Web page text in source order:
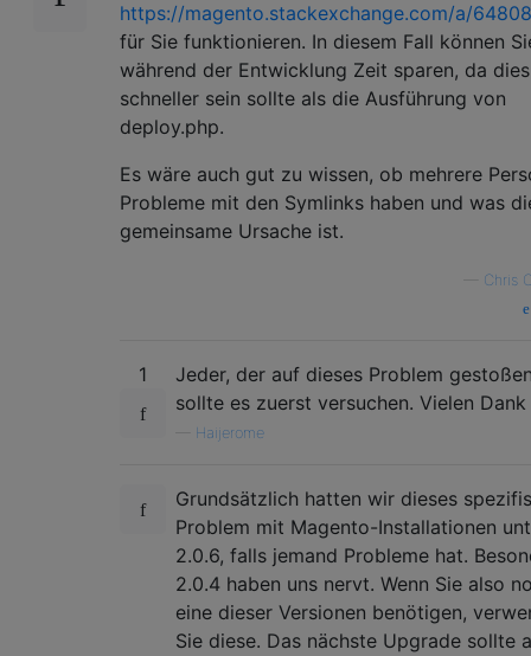
https://magento.stackexchange.com/a/
für Sie funktionieren. In diesem Fall können
während der Entwicklung Zeit sparen, da dies
schneller sein sollte als die Ausführung von
deploy.php.
Es wäre auch gut zu wissen, ob mehrere
Probleme mit den Symlinks haben und was
gemeinsame Ursache ist.
Chris
1
Jeder, der auf dieses Problem
sollte es zuerst versuchen. Vielen Dank
Haijerome
Grundsätzlich hatten wir dieses
Problem mit Magento-Installationen
2.0.6, falls jemand Probleme hat.
2.0.4 haben uns nervt. Wenn Sie also
eine dieser Versionen benötigen,
Sie diese. Das nächste Upgrade sollte